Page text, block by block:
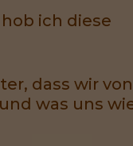
ich diese
dass wir von
was uns